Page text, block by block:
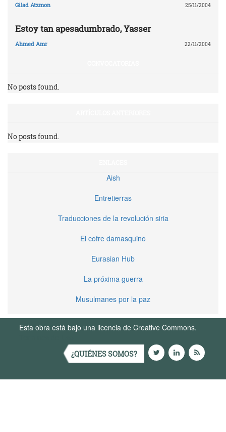
Gilad Atzmon 25/11/2004
Estoy tan apesadumbrado, Yasser
Ahmed Amr 22/11/2004
No posts found.
No posts found.
Aish
Entretierras
Traducciones de la revolución siria
El cofre damasquino
Eurasian Hub
La próxima guerra
Musulmanes por la paz
Esta obra está bajo una licencia de Creative Commons.
¿QUIÉNES SOMOS?